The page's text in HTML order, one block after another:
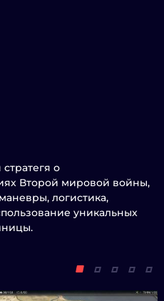
о
Второй мировой войны,
логистика,
уникальных